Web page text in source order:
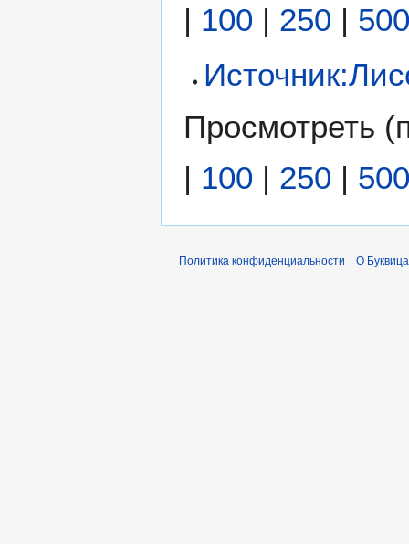
| 100 | 250 | 500
Просмотреть (
| 100 | 250 | 500
Политика конфиденциальности О Буквица